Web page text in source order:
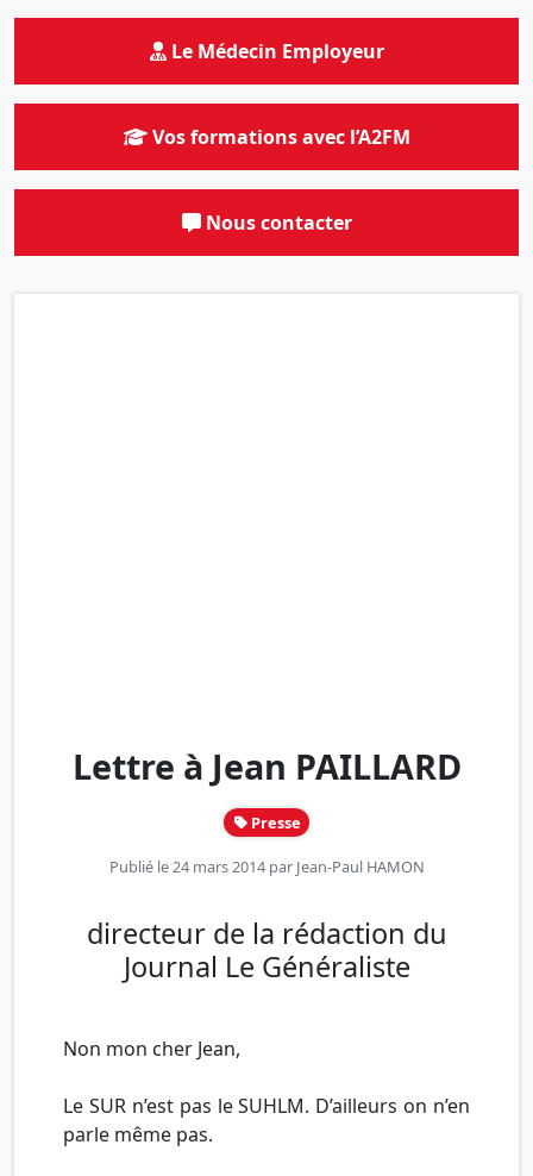
Lettre à Jean PAILLARD
Presse
Publié le 24 mars 2014 par Jean-Paul HAMON
directeur de la rédaction du
Journal Le Généraliste
Non mon cher Jean,
Le SUR n’est pas le SUHLM. D’ailleurs on n’en
parle même pas.
Le Médecin Employeur
Vos formations avec l’A2FM
Nous contacter